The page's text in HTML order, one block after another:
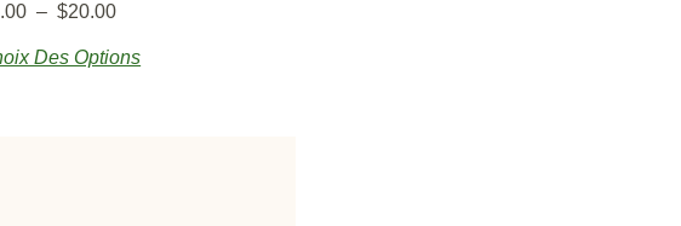
– $20.00
Des Options